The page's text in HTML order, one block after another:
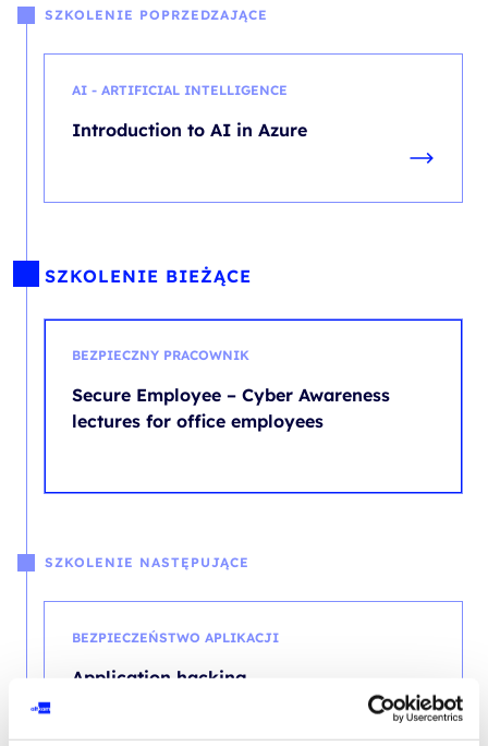
SZKOLENIE POPRZEDZAJĄCE
AI - ARTIFICIAL INTELLIGENCE
Introduction to AI in Azure
SZKOLENIE BIEŻĄCE
BEZPIECZNY PRACOWNIK
Secure Employee – Cyber Awareness
lectures for office employees
SZKOLENIE NASTĘPUJĄCE
BEZPIECZEŃSTWO APLIKACJI
Application hacking